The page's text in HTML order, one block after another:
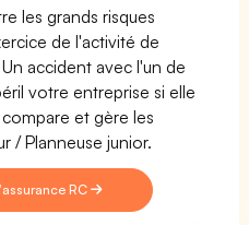
les grands risques
de l'activité de
accident avec l'un de
votre entreprise si elle
et gère les
/ Planneuse junior.
RC